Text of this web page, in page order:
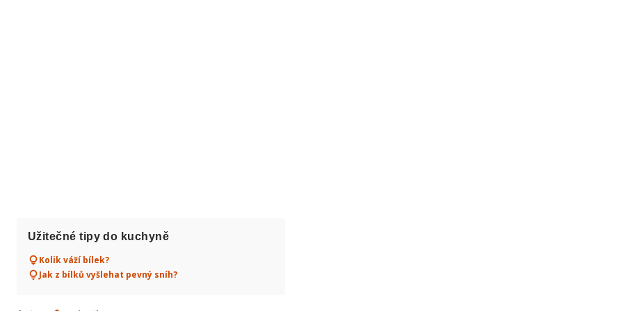
Užitečné tipy do kuchyně
Kolik váží bílek?
Jak z bílků vyšlehat pevný sníh?